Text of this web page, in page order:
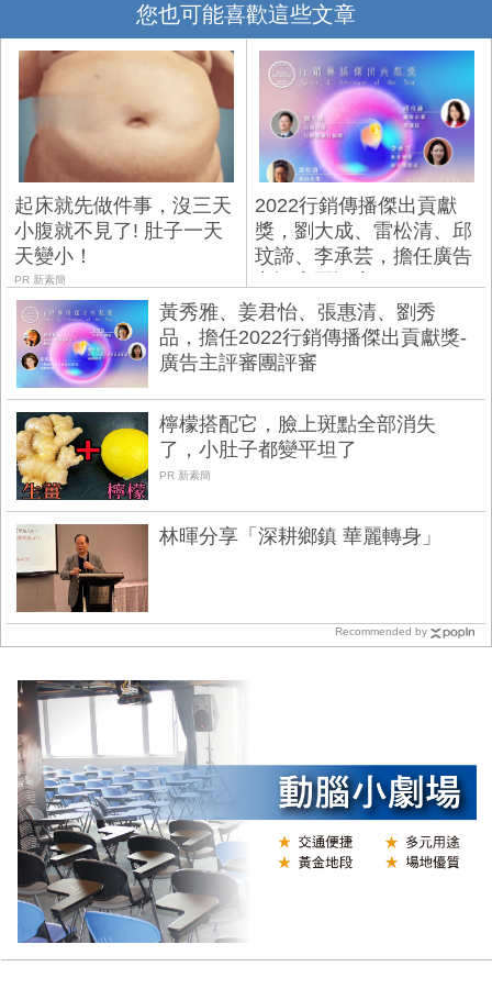
您也可能喜歡這些文章
起床就先做件事，沒三天
小腹就不見了! 肚子一天
天變小！
PR 新素簡
2022行銷傳播傑出貢獻
獎，劉大成、雷松清、邱
玟諦、李承芸，擔任廣告
黃秀雅、姜君怡、張惠清、劉秀
品，擔任2022行銷傳播傑出貢獻獎-
廣告主評審團評審
檸檬搭配它，臉上斑點全部消失
了，小肚子都變平坦了
PR 新素簡
林暉分享「深耕鄉鎮 華麗轉身」
Recommended by